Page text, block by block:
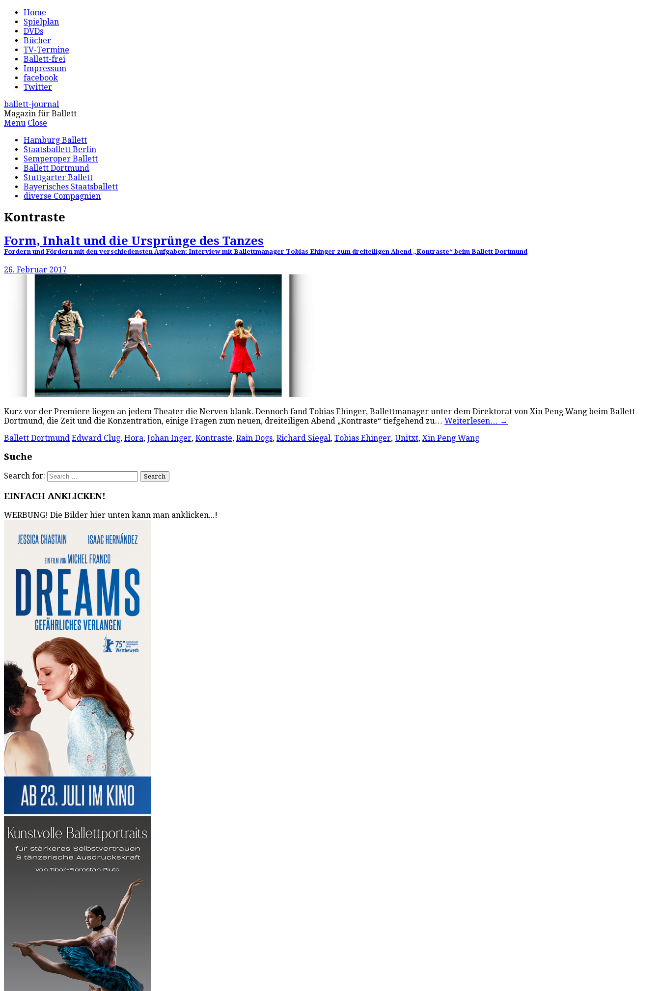
Home
Spielplan
DVDs
Bücher
TV-Termine
Ballett-frei
Impressum
facebook
Twitter
ballett-journal
Magazin für Ballett
Menu Close
Hamburg Ballett
Staatsballett Berlin
Semperoper Ballett
Ballett Dortmund
Stuttgarter Ballett
Bayerisches Staatsballett
diverse Compagnien
Kontraste
Form, Inhalt und die Ursprünge des Tanzes
Fordern und Fördern mit den verschiedensten Aufgaben: Interview mit Ballettmanager Tobias Ehinger zum dreiteiligen Abend „Kontraste“ beim Ballett Dortmund
26. Februar 2017
Kurz vor der Premiere liegen an jedem Theater die Nerven blank. Dennoch fand Tobias Ehinger, Ballettmanager unter dem Direktorat von Xin Peng Wang beim Ballett
Dortmund, die Zeit und die Konzentration, einige Fragen zum neuen, dreiteiligen Abend „Kontraste“ tiefgehend zu… Weiterlesen… →
Ballett Dortmund Edward Clug, Hora, Johan Inger, Kontraste, Rain Dogs, Richard Siegal, Tobias Ehinger, Unitxt, Xin Peng Wang
Suche
Search for:
EINFACH ANKLICKEN!
WERBUNG! Die Bilder hier unten kann man anklicken...!